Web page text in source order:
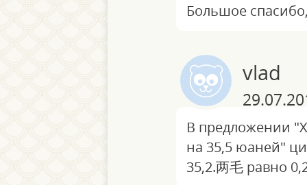
Большое
vlad
В предложении
на 35,5 юаней"
35,2.两毛 равно